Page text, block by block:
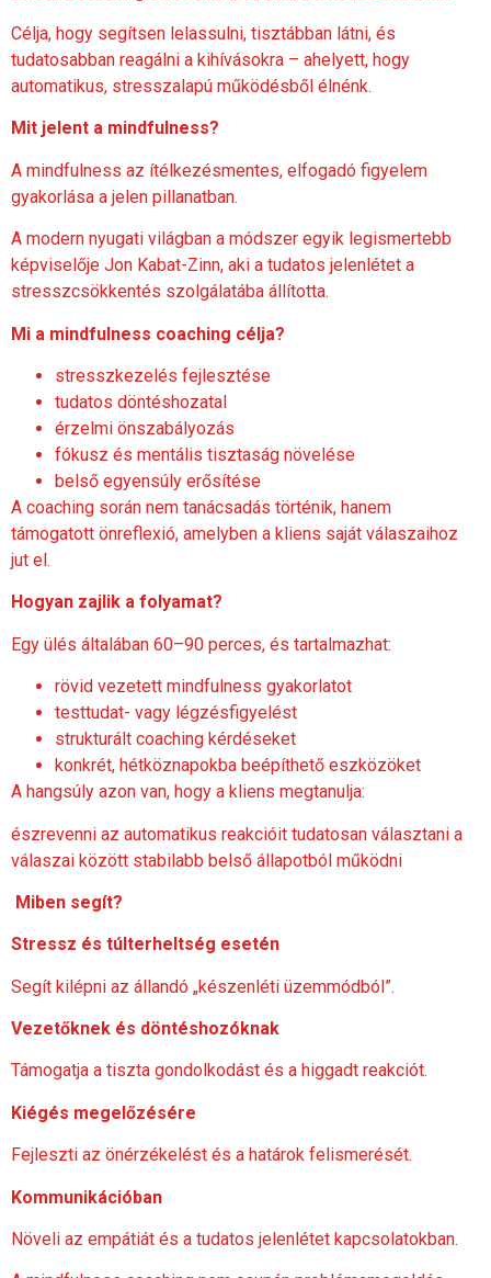
Célja, hogy segítsen lelassulni, tisztábban látni, és
tudatosabban reagálni a kihívásokra – ahelyett, hogy
automatikus, stresszalapú működésből élnénk.
Mit jelent a mindfulness?
A mindfulness az ítélkezésmentes, elfogadó figyelem
gyakorlása a jelen pillanatban.
A modern nyugati világban a módszer egyik legismertebb
képviselője Jon Kabat-Zinn, aki a tudatos jelenlétet a
stresszcsökkentés szolgálatába állította.
Mi a mindfulness coaching célja?
stresszkezelés fejlesztése
tudatos döntéshozatal
érzelmi önszabályozás
fókusz és mentális tisztaság növelése
belső egyensúly erősítése
A coaching során nem tanácsadás történik, hanem
támogatott önreflexió, amelyben a kliens saját válaszaihoz
jut el.
Hogyan zajlik a folyamat?
Egy ülés általában 60–90 perces, és tartalmazhat:
rövid vezetett mindfulness gyakorlatot
testtudat- vagy légzésfigyelést
strukturált coaching kérdéseket
konkrét, hétköznapokba beépíthető eszközöket
A hangsúly azon van, hogy a kliens megtanulja:
észrevenni az automatikus reakcióit tudatosan választani a
válaszai között stabilabb belső állapotból működni
Miben segít?
Stressz és túlterheltség esetén
Segít kilépni az állandó „készenléti üzemmódból”.
Vezetőknek és döntéshozóknak
Támogatja a tiszta gondolkodást és a higgadt reakciót.
Kiégés megelőzésére
Fejleszti az önérzékelést és a határok felismerését.
Kommunikációban
Növeli az empátiát és a tudatos jelenlétet kapcsolatokban.